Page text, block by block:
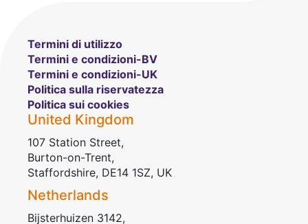
Termini di utilizzo
Termini e condizioni-BV
Termini e condizioni-UK
Politica sulla riservatezza
Politica sui cookies
United Kingdom
107 Station Street,
Burton-on-Trent,
Staffordshire, DE14 1SZ, UK
Netherlands
Bijsterhuizen 3142,